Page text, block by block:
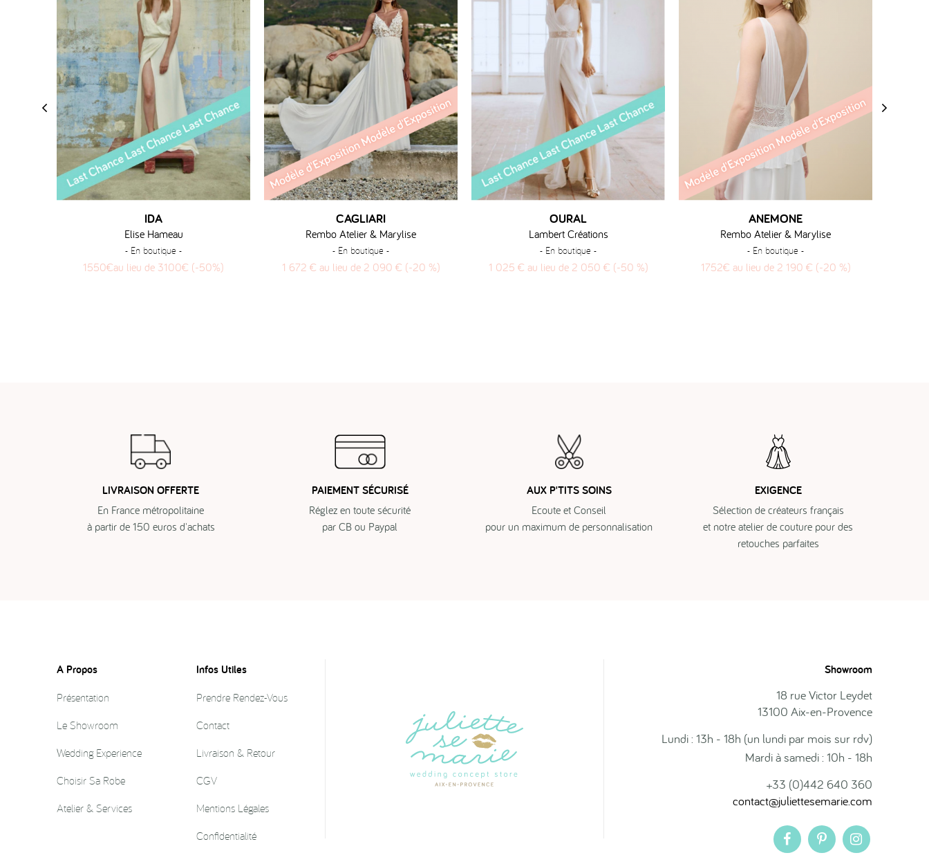
IDA
Elise Hameau
- En boutique -
1550€au lieu de 3100€ (-50%)
CAGLIARI
Rembo Atelier & Marylise
- En boutique -
1 672 € au lieu de 2 090 € (-20 %)
OURAL
Lambert Créations
- En boutique -
1 025 € au lieu de 2 050 € (-50 %)
ANEMONE
Rembo Atelier & Marylise
- En boutique -
1752€ au lieu de 2 190 € (-20 %)
LIVRAISON OFFERTE
En France métropolitaine
à partir de 150 euros d'achats
PAIEMENT SÉCURISÉ
Réglez en toute sécurité
par CB ou Paypal
AUX P'TITS SOINS
Ecoute et Conseil
pour un maximum de personnalisation
EXIGENCE
Sélection de créateurs français
et notre atelier de couture pour des
retouches parfaites
A Propos
Présentation
Le Showroom
Wedding Experience
Choisir Sa Robe
Atelier & Services
Infos Utiles
Prendre Rendez-Vous
Contact
Livraison & Retour
CGV
Mentions Légales
Confidentialité
Showroom
18 rue Victor Leydet
13100 Aix-en-Provence
Lundi : 13h - 18h (un lundi par mois sur rdv)
Mardi à samedi : 10h - 18h
+33 (0)442 640 360
contact@juliettesemarie.com